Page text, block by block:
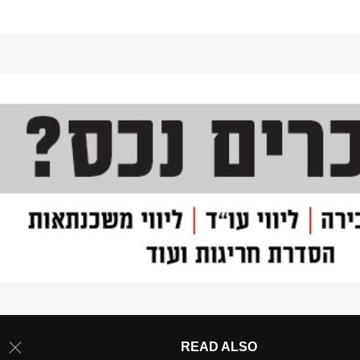
READ ALSO